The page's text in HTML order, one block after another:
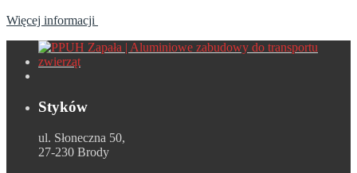
Więcej informacji
Styków
ul. Słoneczna 50,
27-230 Brody